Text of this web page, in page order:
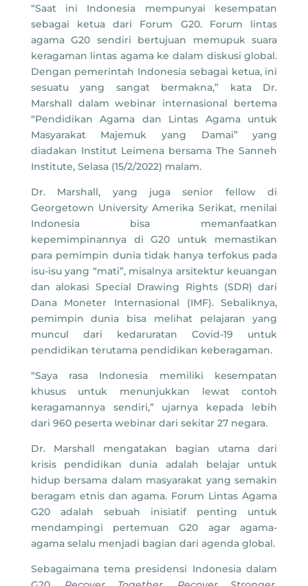
“Saat ini Indonesia mempunyai kesempatan
sebagai ketua dari Forum G20. Forum lintas
agama G20 sendiri bertujuan memupuk suara
keragaman lintas agama ke dalam diskusi global.
Dengan pemerintah Indonesia sebagai ketua, ini
sesuatu yang sangat bermakna,” kata Dr.
Marshall dalam webinar internasional bertema
“Pendidikan Agama dan Lintas Agama untuk
Masyarakat Majemuk yang Damai” yang
diadakan Institut Leimena bersama The Sanneh
Institute, Selasa (15/2/2022) malam.
Dr. Marshall, yang juga senior fellow di
Georgetown University Amerika Serikat, menilai
Indonesia bisa memanfaatkan
kepemimpinannya di G20 untuk memastikan
para pemimpin dunia tidak hanya terfokus pada
isu-isu yang “mati”, misalnya arsitektur keuangan
dan alokasi Special Drawing Rights (SDR) dari
Dana Moneter Internasional (IMF). Sebaliknya,
pemimpin dunia bisa melihat pelajaran yang
muncul dari kedaruratan Covid-19 untuk
pendidikan terutama pendidikan keberagaman.
“Saya rasa Indonesia memiliki kesempatan
khusus untuk menunjukkan lewat contoh
keragamannya sendiri,” ujarnya kepada lebih
dari 960 peserta webinar dari sekitar 27 negara.
Dr. Marshall mengatakan bagian utama dari
krisis pendidikan dunia adalah belajar untuk
hidup bersama dalam masyarakat yang semakin
beragam etnis dan agama. Forum Lintas Agama
G20 adalah sebuah inisiatif penting untuk
mendampingi pertemuan G20 agar agama-
agama selalu menjadi bagian dari agenda global.
Sebagaimana tema presidensi Indonesia dalam